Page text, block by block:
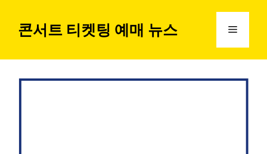
콘서트 티켓팅 예매 뉴스 메